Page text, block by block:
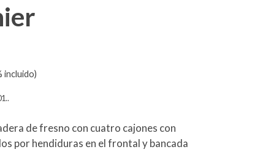
incluido)
de fresno con cuatro cajones con
por hendiduras en el frontal y bancada